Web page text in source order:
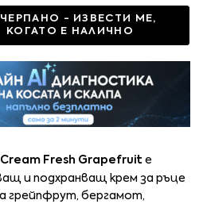
- ИЗВЕСТИ МЕ,
КОГАТО Е НАЛИЧНО
Cream Fresh Grapefruit е
и подхранващ крем за ръце
грейпфрут, бергамот,